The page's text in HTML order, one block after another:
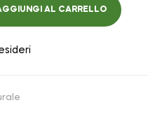
AL CARRELLO